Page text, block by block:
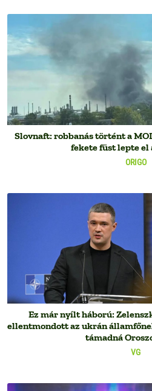
ORIGO
Slovnaft: robbanás történt a
fekete füst lepte el
VG
Ez már nyílt háború:
ellentmondott az ukrán
támadná